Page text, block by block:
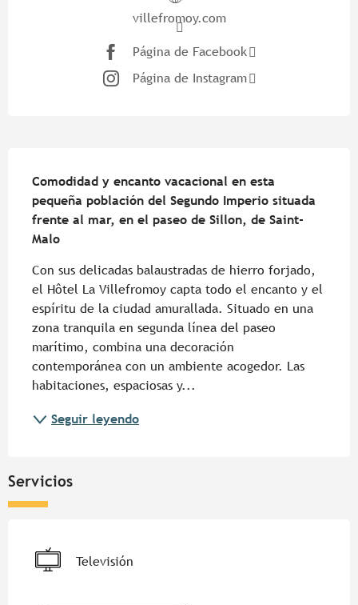
villefromoy.com
Página de Facebook
Página de Instagram
Comodidad y encanto vacacional en esta
pequeña población del Segundo Imperio situada
frente al mar, en el paseo de Sillon, de Saint-
Malo
Con sus delicadas balaustradas de hierro forjado,
el Hôtel La Villefromoy capta todo el encanto y el
espíritu de la ciudad amurallada. Situado en una
zona tranquila en segunda línea del paseo
marítimo, combina una decoración
contemporánea con un ambiente acogedor. Las
habitaciones, espaciosas y...
Seguir leyendo
Servicios
Televisión